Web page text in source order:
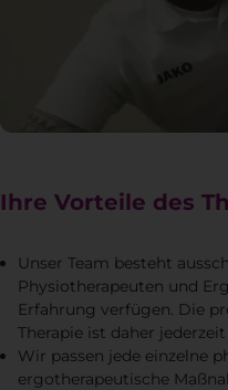
Ihre Vorteile des
Unser Team besteht
Physiotherapeuten und
Erfahrung verfügen. Die
Therapie ist daher
Wir passen jede einzelne
ergotherapeutische